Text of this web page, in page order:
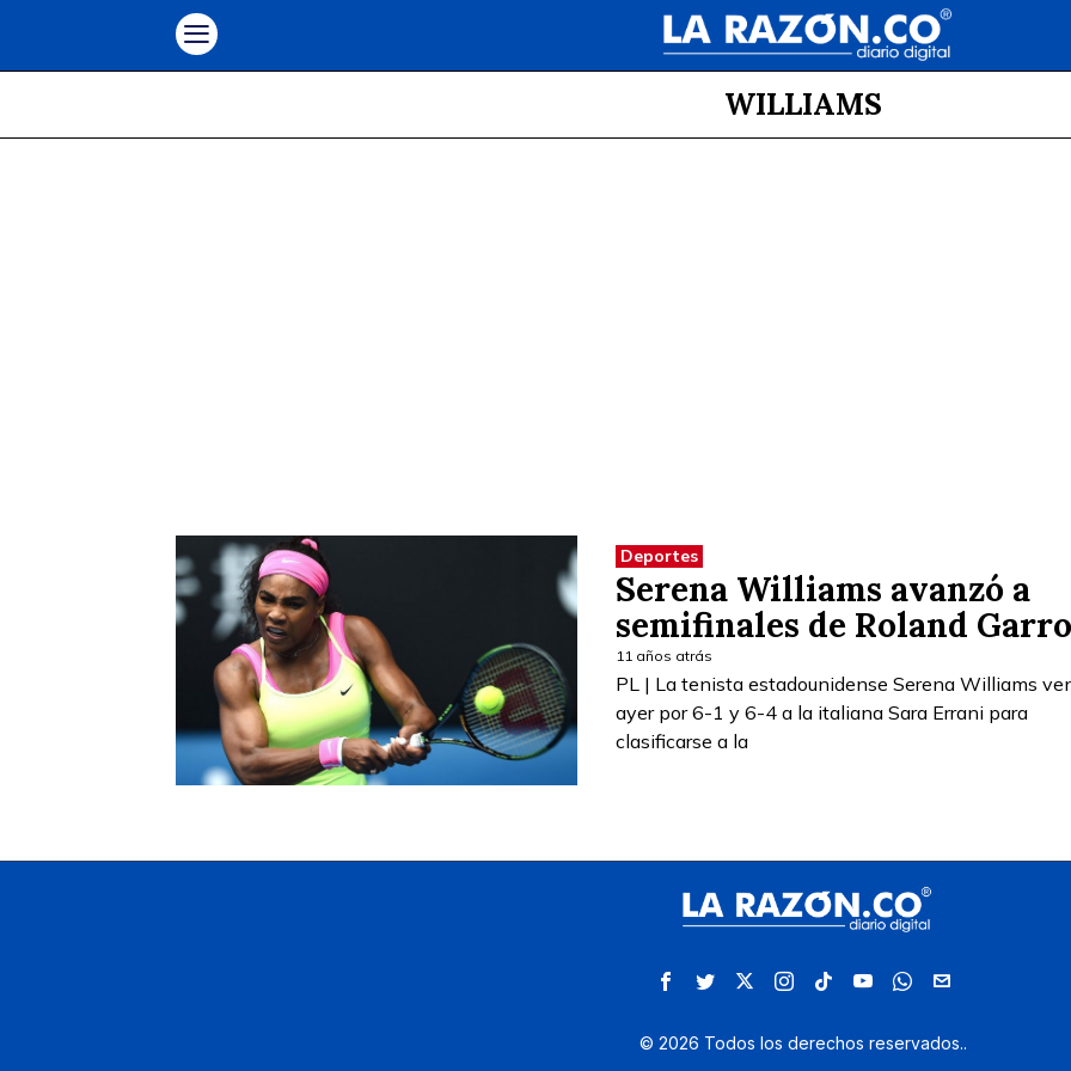
WILLIAMS
Deportes
Serena Williams avanzó a
semifinales de Roland
11 años atrás
PL | La tenista estadounidense Serena Williams
ayer por 6-1 y 6-4 a la italiana Sara Errani para
clasificarse a la
© 2026 Todos los derechos reservados..